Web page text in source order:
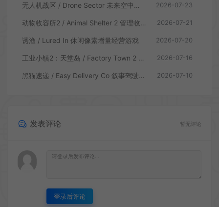
无人机战区 / Drone Sector 未来空中炮艇游戏 2026-07-23
动物收容所2 / Animal Shelter 2 管理收容模拟游戏 2026-07-21
诱渔 / Lured In 休闲像素增量经营游戏 2026-07-20
工业小镇2：天堂岛 / Factory Town 2 Paradise 自动流水线模拟游戏 2026-07-16
黑猫速递 / Easy Delivery Co 叙事驾驶模拟游戏 2026-07-10
发表评论 暂无评论
登录后评论